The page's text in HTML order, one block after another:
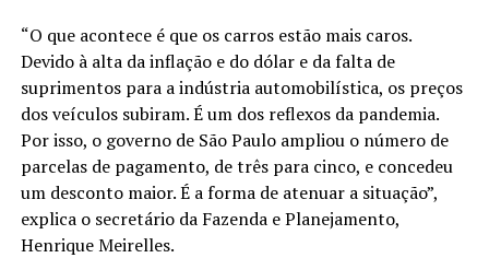
“O que acontece é que os carros estão mais caros.
Devido à alta da inflação e do dólar e da falta de
suprimentos para a indústria automobilística, os preços
dos veículos subiram. É um dos reflexos da pandemia.
Por isso, o governo de São Paulo ampliou o número de
parcelas de pagamento, de três para cinco, e concedeu
um desconto maior. É a forma de atenuar a situação”,
explica o secretário da Fazenda e Planejamento,
Henrique Meirelles.